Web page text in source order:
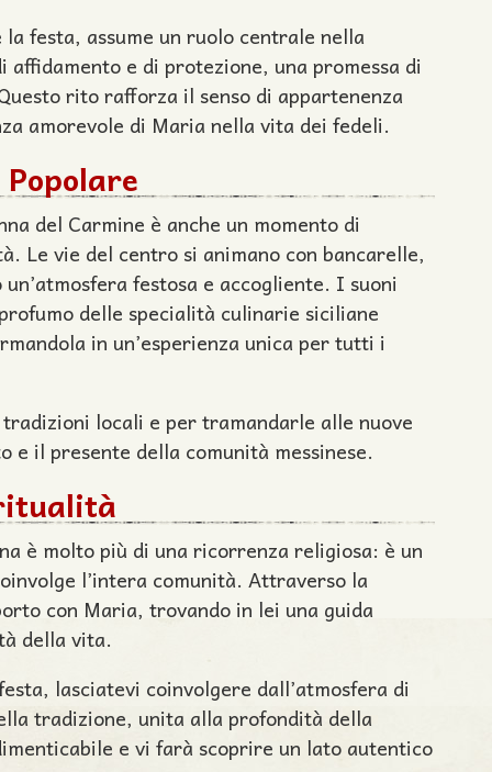
festa, assume un ruolo centrale nella
e di protezione, una promessa di
rito rafforza il senso di appartenenza
amorevole di Maria nella vita dei fedeli.
del Carmine è anche un momento di
Le vie del centro si animano con bancarelle,
festosa e accogliente. I suoni
delle specialità culinarie siciliane
in un’esperienza unica per tutti i
locali e per tramandarle alle nuove
il presente della comunità messinese.
è molto più di una ricorrenza religiosa: è un
l’intera comunità. Attraverso la
con Maria, trovando in lei una guida
della vita.
lasciatevi coinvolgere dall’atmosfera di
tradizione, unita alla profondità della
e vi farà scoprire un lato autentico